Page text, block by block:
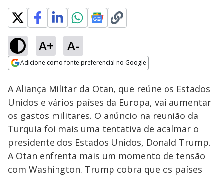
A+ A-
Adicione como fonte preferencial no Google
Ativar
Loaded
63.34%
A Aliança Militar da Otan, que reúne os Estados
Unidos e vários países da Europa, vai aumentar
os gastos militares. O anúncio na reunião da
Turquia foi mais uma tentativa de acalmar o
presidente dos Estados Unidos, Donald Trump.
A Otan enfrenta mais um momento de tensão
com Washington. Trump cobra que os países